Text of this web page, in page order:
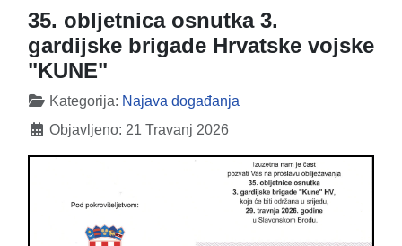
35. obljetnica osnutka 3.
gardijske brigade Hrvatske vojske
"KUNE"
DetaljiKategorija: Najava događanja
Objavljeno: 21 Travanj 2026